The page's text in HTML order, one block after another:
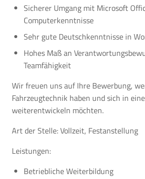
Sicherer Umgang mit Microsoft
Computerkenntnisse
Sehr gute Deutschkenntnisse in
Hohes Maß an
Teamfähigkeit
Wir freuen uns auf Ihre Bewerbung,
Fahrzeugtechnik haben und sich in
weiterentwickeln möchten.
Art der Stelle: Vollzeit, Festanstellung
Leistungen:
Betriebliche Weiterbildung